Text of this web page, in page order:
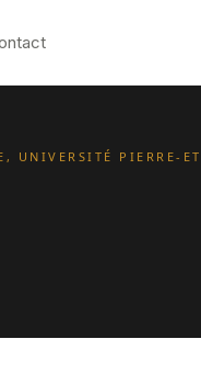
UNIVERSITÉ PIERRE-